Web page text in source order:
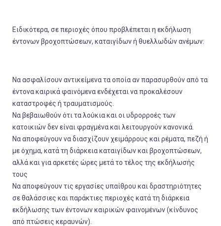
Ειδικότερα, σε περιοχές όπου προβλέπεται η εκδήλωση
έντονων βροχοπτώσεων, καταιγίδων ή θυελλωδών ανέμων:
Να ασφαλίσουν αντικείμενα τα οποία αν παρασυρθούν από τα
έντονα καιρικά φαινόμενα ενδέχεται να προκαλέσουν
καταστροφές ή τραυματισμούς.
Να βεβαιωθούν ότι τα λούκια και οι υδρορροές των
κατοικιών δεν είναι φραγμένα και λειτουργούν κανονικά.
Να αποφεύγουν να διασχίζουν χειμάρρους και ρέματα, πεζή ή
με όχημα, κατά τη διάρκεια καταιγίδων και βροχοπτώσεων,
αλλά και για αρκετές ώρες μετά το τέλος της εκδήλωσής
τους
Να αποφεύγουν τις εργασίες υπαίθρου και δραστηριότητες
σε θαλάσσιες και παράκτιες περιοχές κατά τη διάρκεια
εκδήλωσης των έντονων καιρικών φαινομένων (κίνδυνος
από πτώσεις κεραυνών).